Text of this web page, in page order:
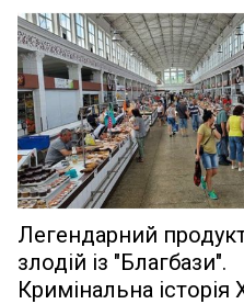
Легендарний
злодій із "Благбази".
Кримінальна історія